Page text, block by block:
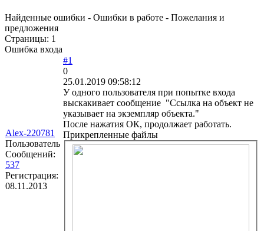
Найденные ошибки - Ошибки в работе - Пожелания и
предложения
Страницы: 1
Ошибка входа
Alex-220781
Пользователь
Сообщений:
537
Регистрация:
08.11.2013
#1
0
25.01.2019 09:58:12
У одного пользователя при попытке входа
выскакивает сообщение "Ссылка на объект не
указывает на экземпляр объекта."
После нажатия ОК, продолжает работать.
Прикрепленные файлы